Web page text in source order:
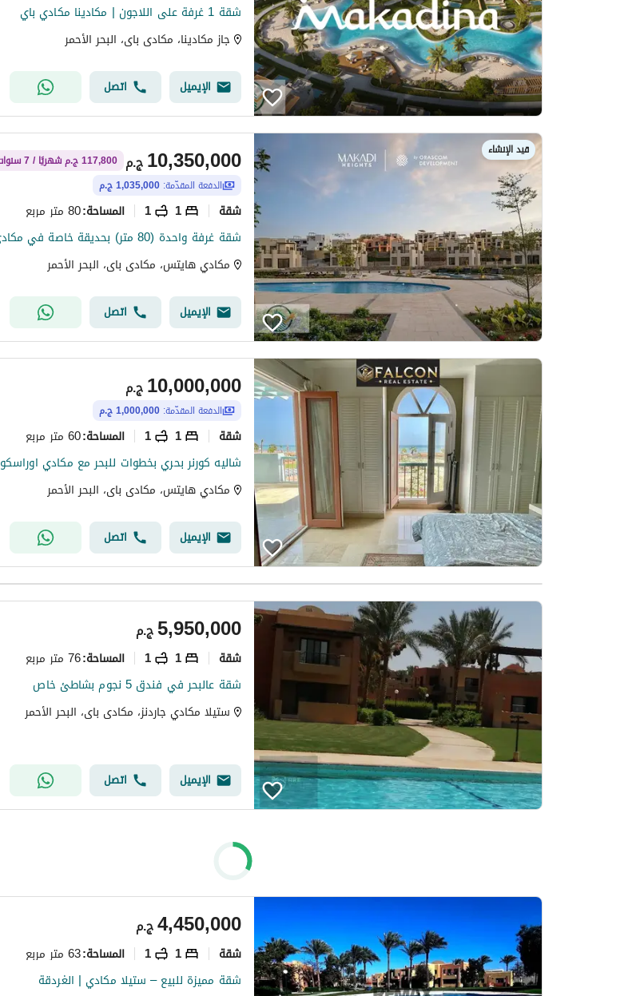
شقة 1 غرفة على اللاجون | مكادينا مكادي باي
جاز مكادينا، مكادى باى، البحر الأحمر
الإيميل اتصل
قيد الإنشاء
ج.م10,350,000
117,800 ج.م شهريًا / 7 سنوات
الدفعة المقدّمة: 1,035,000 ج.م
شقة 1
1 المساحة:80 متر مربع
مكادي هايتس، مكادى باى، البحر الأحمر
الإيميل اتصل
ج.م10,000,000
الدفعة المقدّمة: 1,000,000 ج.م
شقة 1
1 المساحة:60 متر مربع
مكادي هايتس، مكادى باى، البحر الأحمر
الإيميل اتصل
ج.م5,950,000
شقة 1
1 المساحة:76 متر مربع
شقة عالبحر في فندق 5 نجوم بشاطئ خاص
ستيلا مكادي جاردنز، مكادى باى، البحر الأحمر
الإيميل اتصل
ج.م4,450,000
شقة 1
1 المساحة:63 متر مربع
شقة مميزة للبيع – ستيلا مكادي | الغردقة